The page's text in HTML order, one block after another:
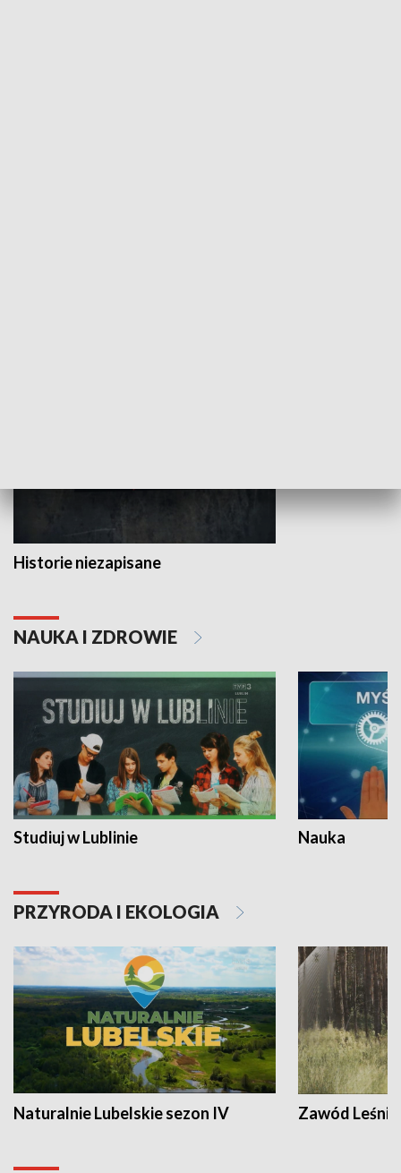
Historie niezapisane
NAUKA I ZDROWIE
Studiuj w Lublinie Nauka
PRZYRODA I EKOLOGIA
Naturalnie Lubelskie sezon IV Zawód Leśnik